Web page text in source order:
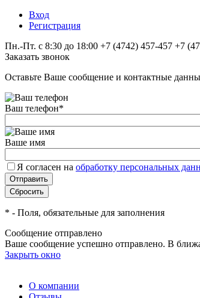
Вход
Регистрация
Пн.-Пт. с 8:30 до 18:00 +7 (4742) 457‑457 +7
Заказать звонок
Оставьте Ваше сообщение и контактные
Ваш телефон*
Ваше имя
Я согласен на обработку персональных
* - Поля, обязательные для заполнения
Сообщение отправлено
Ваше сообщение успешно отправлено. В
Закрыть окно
О компании